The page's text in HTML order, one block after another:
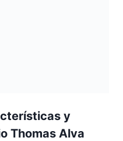
y
Thomas Alva